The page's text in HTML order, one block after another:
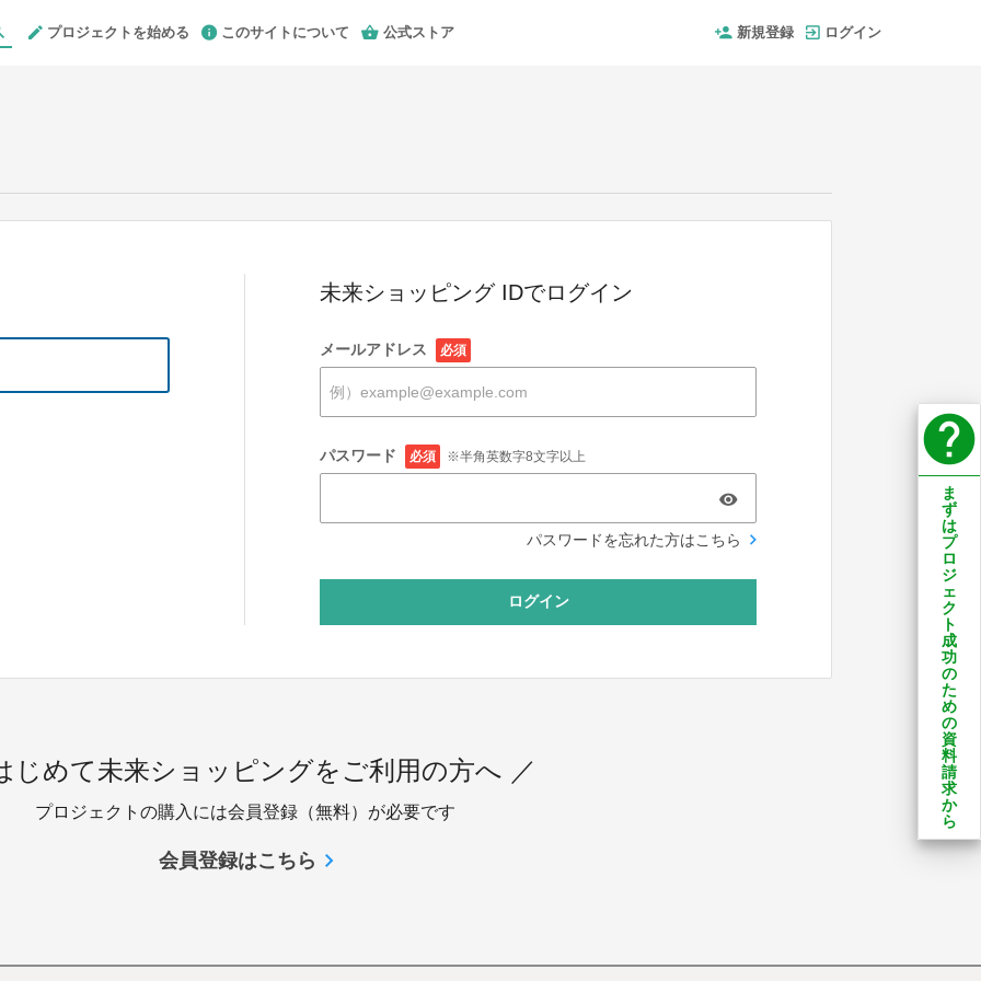
プロジェクトを始める このサイトについて 公式ストア 新規登録 ログイン
未来ショッピング IDでログイン
メールアドレス 必須
パスワード 必須 ※半角英数字8文字以上
パスワードを忘れた方はこちら
ログイン
じめて未来ショッピングをご利用の方へ ／
プロジェクトの購入には会員登録（無料）が必要です
会員登録はこちら
help
ま
ず
は
プ
ロ
ジ
ェ
ク
ト
成
功
の
た
め
の
資
料
請
求
か
ら